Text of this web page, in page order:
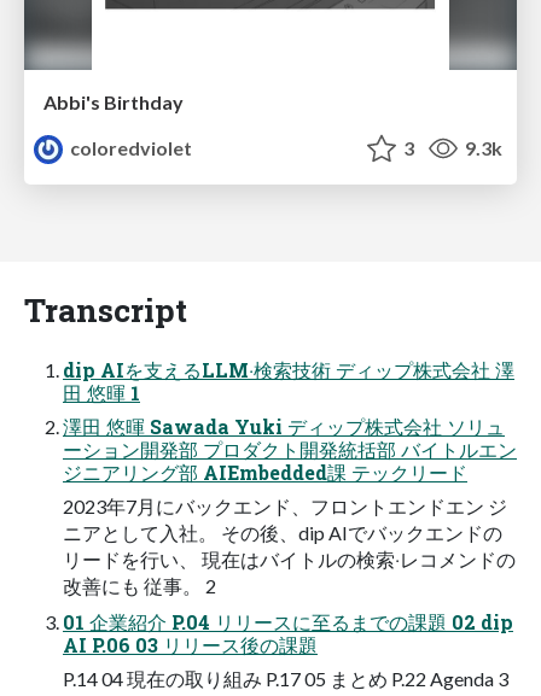
Abbi's Birthday
coloredviolet
3 9.3k
Transcript
dip AIを⽀えるLLM‧検索技術 ディップ株式会社 澤
⽥ 悠暉 1
澤⽥ 悠暉 Sawada Yuki ディップ株式会社 ソリュ
ーション開発部 プロダクト開発統括部 バイトルエン
ジニアリング部 AIEmbedded課 テックリード
2023年7⽉にバックエンド、フロントエンドエン ジ
ニアとして⼊社。 その後、dip AIでバックエンドの
リードを⾏い、 現在はバイトルの検索‧レコメンドの
改善にも 従事。 2
01 企業紹介 P.04 リリースに⾄るまでの課題 02 dip
AI P.06 03 リリース後の課題
P.14 04 現在の取り組み P.17 05 まとめ P.22 Agenda 3